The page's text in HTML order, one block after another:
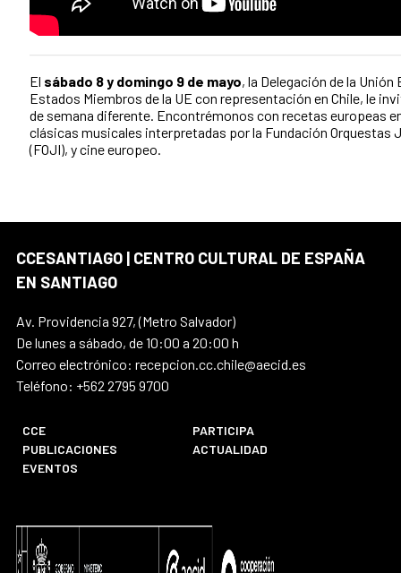
El sábado 8 y domingo 9 de mayo, la Delegación de la
Estados Miembros de la UE con representación en Chile, le
de semana diferente. Encontrémonos con recetas europeas
clásicas musicales interpretadas por la Fundación Orquestas
(FOJI), y cine europeo.
CCESANTIAGO | CENTRO CULTURAL DE ESPAÑA
EN SANTIAGO
Av. Providencia 927, (Metro Salvador)
De lunes a sábado, de 10:00 a 20:00 h
Correo electrónico: recepcion.cc.chile@aecid.es
Teléfono: +562 2795 9700
CCE
PARTICIPA
PUBLICACIONES
ACTUALIDAD
EVENTOS